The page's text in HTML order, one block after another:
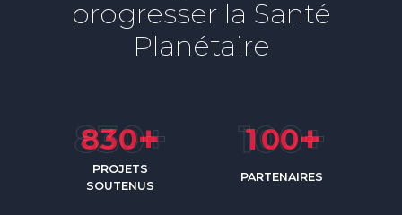
progresser la Santé
Planétaire
830+
PROJETS
SOUTENUS
100+
PARTENAIRES